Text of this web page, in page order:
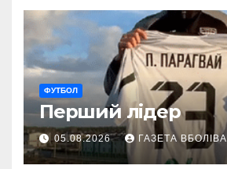
ФУТБОЛ
Перший лідер
05.08.2026 ГАЗЕТА